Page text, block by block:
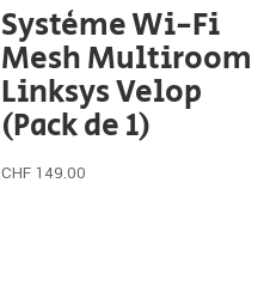
Système Wi-Fi
Mesh Multiroom
Linksys Velop
(Pack de 1)
CHF 149.00